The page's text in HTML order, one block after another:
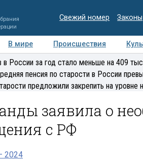
Свежий номер Законы
В мире Происшествия
Медиацентр Интервью
в России за год стало меньше на 409
пенсия по старости в России
предложили закрепить на уровне
заявила о
с РФ
2024